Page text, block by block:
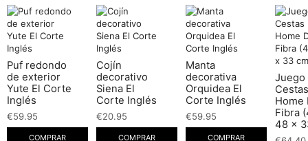
Puf redondo
de exterior
Yute El Corte
Inglés
€59.95
COMPRAR
Cojín
decorativo
Siena El
Corte Inglés
€20.95
COMPRAR
Manta
decorativa
Orquidea El
Corte Inglés
€59.95
COMPRAR
Juego
Home
Fibra
48 x